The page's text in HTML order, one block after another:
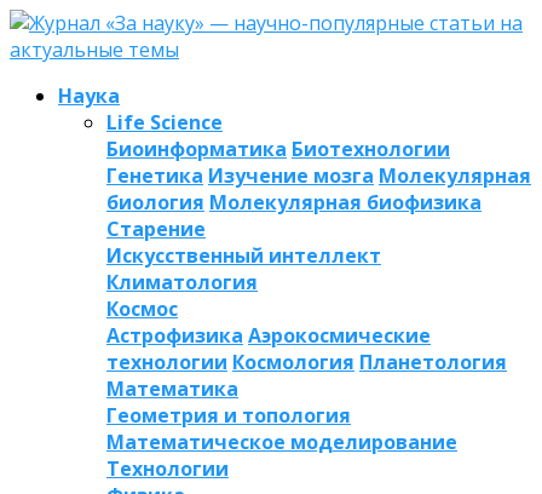
Наука
Life Science
Биоинформатика Биотехнологии
Генетика Изучение мозга Молекулярная
биология Молекулярная биофизика
Старение
Искусственный интеллект
Климатология
Космос
Астрофизика Аэрокосмические
технологии Космология Планетология
Математика
Геометрия и топология
Математическое моделирование
Технологии